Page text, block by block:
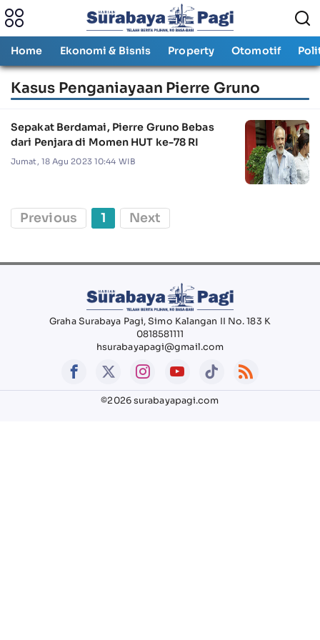
Home Ekonomi & Bisnis Property Otomotif
Kasus Penganiayaan Pierre Gruno
Sepakat Berdamai, Pierre Gruno Bebas
dari Penjara di Momen HUT ke-78 RI
Jumat, 18 Agu 2023 10:44 WIB
Previous 1 Next
Graha Surabaya Pagi, Simo Kalangan II No. 183 K
0818581111
hsurabayapagi@gmail.com
©2026 surabayapagi.com